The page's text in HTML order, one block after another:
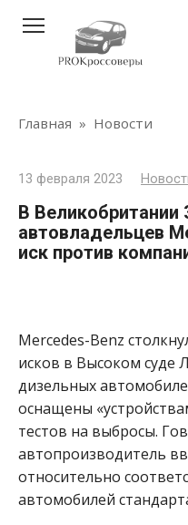
контенту
Главная » Новости
13 февраля 2023
В Великобритании
автовладельцев
иск против
Mercedes-Benz
исков в Высоком суде
дизельных
оснащены
тестов на выбросы.
автопроизводитель
относительно
автомобилей